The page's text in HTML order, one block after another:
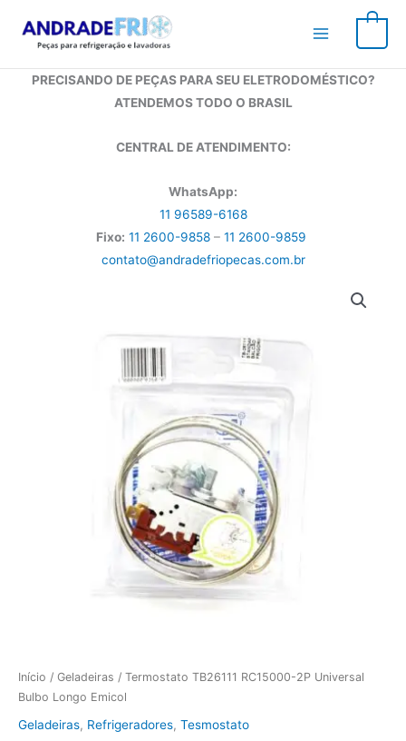
para
conteúdo
PRECISANDO DE PEÇAS PARA SEU ELETRODOMÉSTICO?
ATENDEMOS TODO O BRASIL
CENTRAL DE ATENDIMENTO:
WhatsApp:
11 96589-6168
Fixo: 11 2600-9858 – 11 2600-9859
contato@andradefriopecas.com.br
Início / Geladeiras / Termostato TB26111 RC15000-2P Universal
Bulbo Longo Emicol
Geladeiras, Refrigeradores, Tesmostato